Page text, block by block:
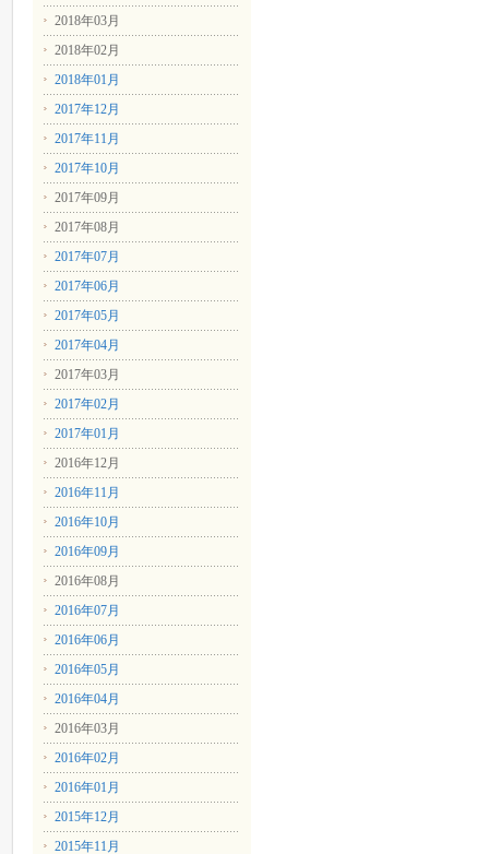
2018年03月
2018年02月
2018年01月
2017年12月
2017年11月
2017年10月
2017年09月
2017年08月
2017年07月
2017年06月
2017年05月
2017年04月
2017年03月
2017年02月
2017年01月
2016年12月
2016年11月
2016年10月
2016年09月
2016年08月
2016年07月
2016年06月
2016年05月
2016年04月
2016年03月
2016年02月
2016年01月
2015年12月
2015年11月